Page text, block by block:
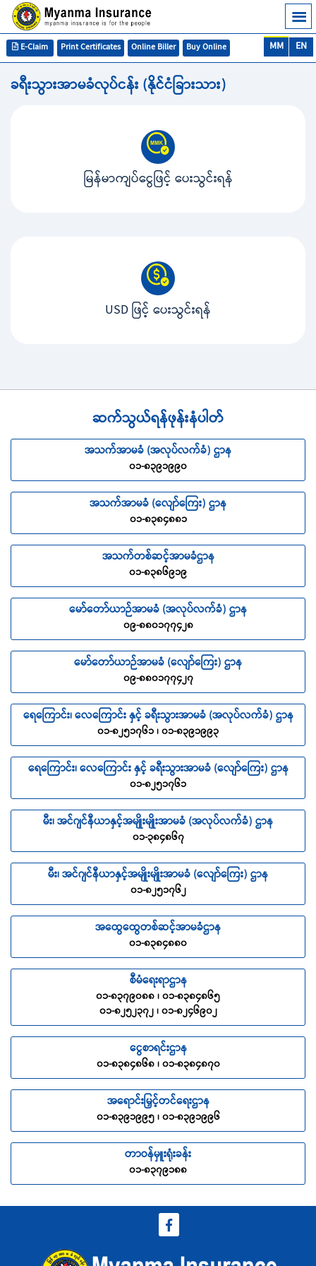
EN
MM
Buy Online
Online Biller
Print Certificates
E-Claim
ခရီးသွားအာမခံလုပ်ငန်း (နိုင်ငံခြားသား)
မြန်မာကျပ်ငွေဖြင့် ပေးသွင်းရန်
USD ဖြင့် ပေးသွင်းရန်
ဆက်သွယ်ရန်ဖုန်းနံပါတ်
အသက်အာမခံ (အလုပ်လက်ခံ) ဌာန
၀၁-၈၃၉၁၉၉၀
အသက်အာမခံ (လျော်ကြေး) ဌာန
၀၁-၈၃၈၄၈၈၁
အသက်တစ်ဆင့်အာမခံဌာန
၀၁-၈၃၈၆၉၁၉
မော်တော်ယာဉ်အာမခံ (အလုပ်လက်ခံ) ဌာန
၀၉-၈၈၀၁၇၇၄၂၈
မော်တော်ယာဉ်အာမခံ (လျော်ကြေး) ဌာန
၀၉-၈၈၀၁၇၇၄၂၇
ရေကြောင်း၊ လေကြောင်း နှင့် ခရီးသွားအာမခံ (အလုပ်လက်ခံ) ဌာန
၀၁-၈၂၅၁၇၆၁ ၊ ၀၁-၈၃၉၁၉၉၃
ရေကြောင်း၊ လေကြောင်း နှင့် ခရီးသွားအာမခံ (လျော်ကြေး) ဌာန
၀၁-၈၂၅၁၇၆၁
မီး၊ အင်ဂျင်နီယာနှင့်အမျိုးမျိုးအာမခံ (အလုပ်လက်ခံ) ဌာန
၀၁-၃၈၄၈၆၇
မီး၊ အင်ဂျင်နီယာနှင့်အမျိုးမျိုးအာမခံ (လျော်ကြေး) ဌာန
၀၁-၈၂၅၁၇၆၂
အထွေထွေတစ်ဆင့်အာမခံဌာန
၀၁-၈၃၈၄၈၈၀
စီမံရေးရာဌာန
၀၁-၈၃၇၉၀၈၈ ၊ ၀၁-၈၃၈၄၈၆၅
၀၁-၈၂၅၂၃၇၂ ၊ ၀၁-၈၂၄၆၉၀၂
ငွေစာရင်းဌာန
၀၁-၈၃၈၄၈၆၈ ၊ ၀၁-၈၃၈၄၈၇၀
အရောင်းမြှင့်တင်ရေးဌာန
၀၁-၈၃၉၁၉၉၅ ၊ ၀၁-၈၃၉၁၉၉၆
တာဝန်မှူးရုံးခန်း
၀၁-၈၃၇၉၁၈၈